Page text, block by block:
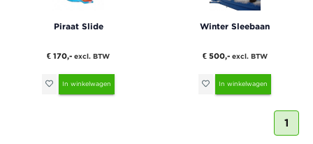
Piraat Slide
€ 170,- excl. BTW
In winkelwagen
Winter Sleebaan
€ 500,- excl. BTW
In winkelwagen
1